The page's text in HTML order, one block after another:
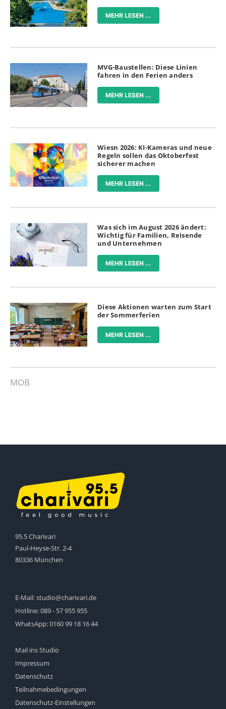
MEHR LESEN ...
MVG-Baustellen: Diese Linien
fahren in den Ferien anders
MEHR LESEN ...
Wiesn 2026: KI-Kameras und neue
Regeln sollen das Oktoberfest
sicherer machen
MEHR LESEN ...
Was sich im August 2026 ändert:
Wichtig für Familien, Reisende
und Unternehmen
MEHR LESEN ...
Diese Aktionen warten zum Start
der Sommerferien
MEHR LESEN ...
MOB
95.5 Charivari
Paul-Heyse-Str. 2-4
80336 München
E-Mail:studio@charivari.de
Hotline:089 - 57 955 955
WhatsApp:0160 99 18 16 44
Mail ins Studio
Impressum
Datenschutz
Teilnahmebedingungen
Datenschutz-Einstellungen